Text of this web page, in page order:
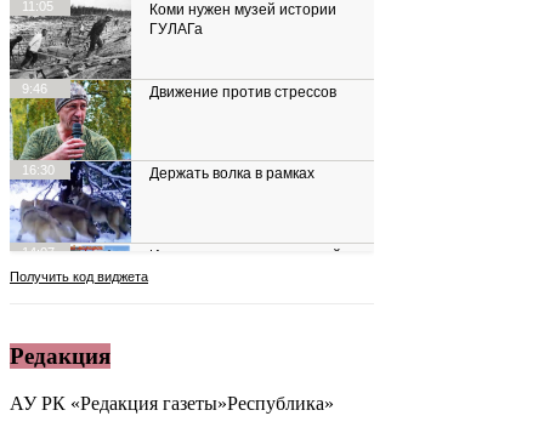
Редакция
АУ РК «Редакция газеты»Республика»